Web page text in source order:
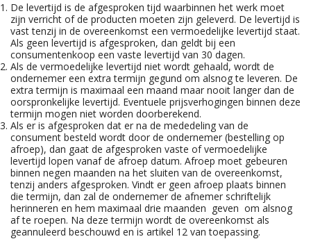
De levertijd is de afgesproken tijd waarbinnen het werk moet
zijn verricht of de producten moeten zijn geleverd. De levertijd is
vast tenzij in de overeenkomst een vermoedelijke levertijd staat.
Als geen levertijd is afgesproken, dan geldt bij een
consumentenkoop een vaste levertijd van 30 dagen.
Als de vermoedelijke levertijd niet wordt gehaald, wordt de
ondernemer een extra termijn gegund om alsnog te leveren. De
extra termijn is maximaal een maand maar nooit langer dan de
oorspronkelijke levertijd. Eventuele prijsverhogingen binnen deze
termijn mogen niet worden doorberekend.
Als er is afgesproken dat er na de mededeling van de
consument besteld wordt door de ondernemer (bestelling op
afroep), dan gaat de afgesproken vaste of vermoedelijke
levertijd lopen vanaf de afroep datum. Afroep moet gebeuren
binnen negen maanden na het sluiten van de overeenkomst,
tenzij anders afgesproken. Vindt er geen afroep plaats binnen
die termijn, dan zal de ondernemer de afnemer schriftelijk
herinneren en hem maximaal drie maanden geven om alsnog
af te roepen. Na deze termijn wordt de overeenkomst als
geannuleerd beschouwd en is artikel 12 van toepassing.